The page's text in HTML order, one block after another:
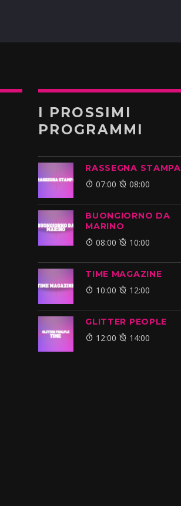
I PROSSIMI
PROGRAMMI
RASSEGNA STAMPA
07:00 08:00
BUONGIORNO DA
MARINO
08:00 10:00
TIME MAGAZINE
10:00 12:00
GLITTER PEOPLE
12:00 14:00